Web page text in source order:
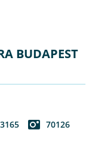
BUDAPEST
3165 70126